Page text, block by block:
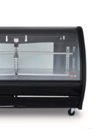
Añadir
a la
lista de
deseos